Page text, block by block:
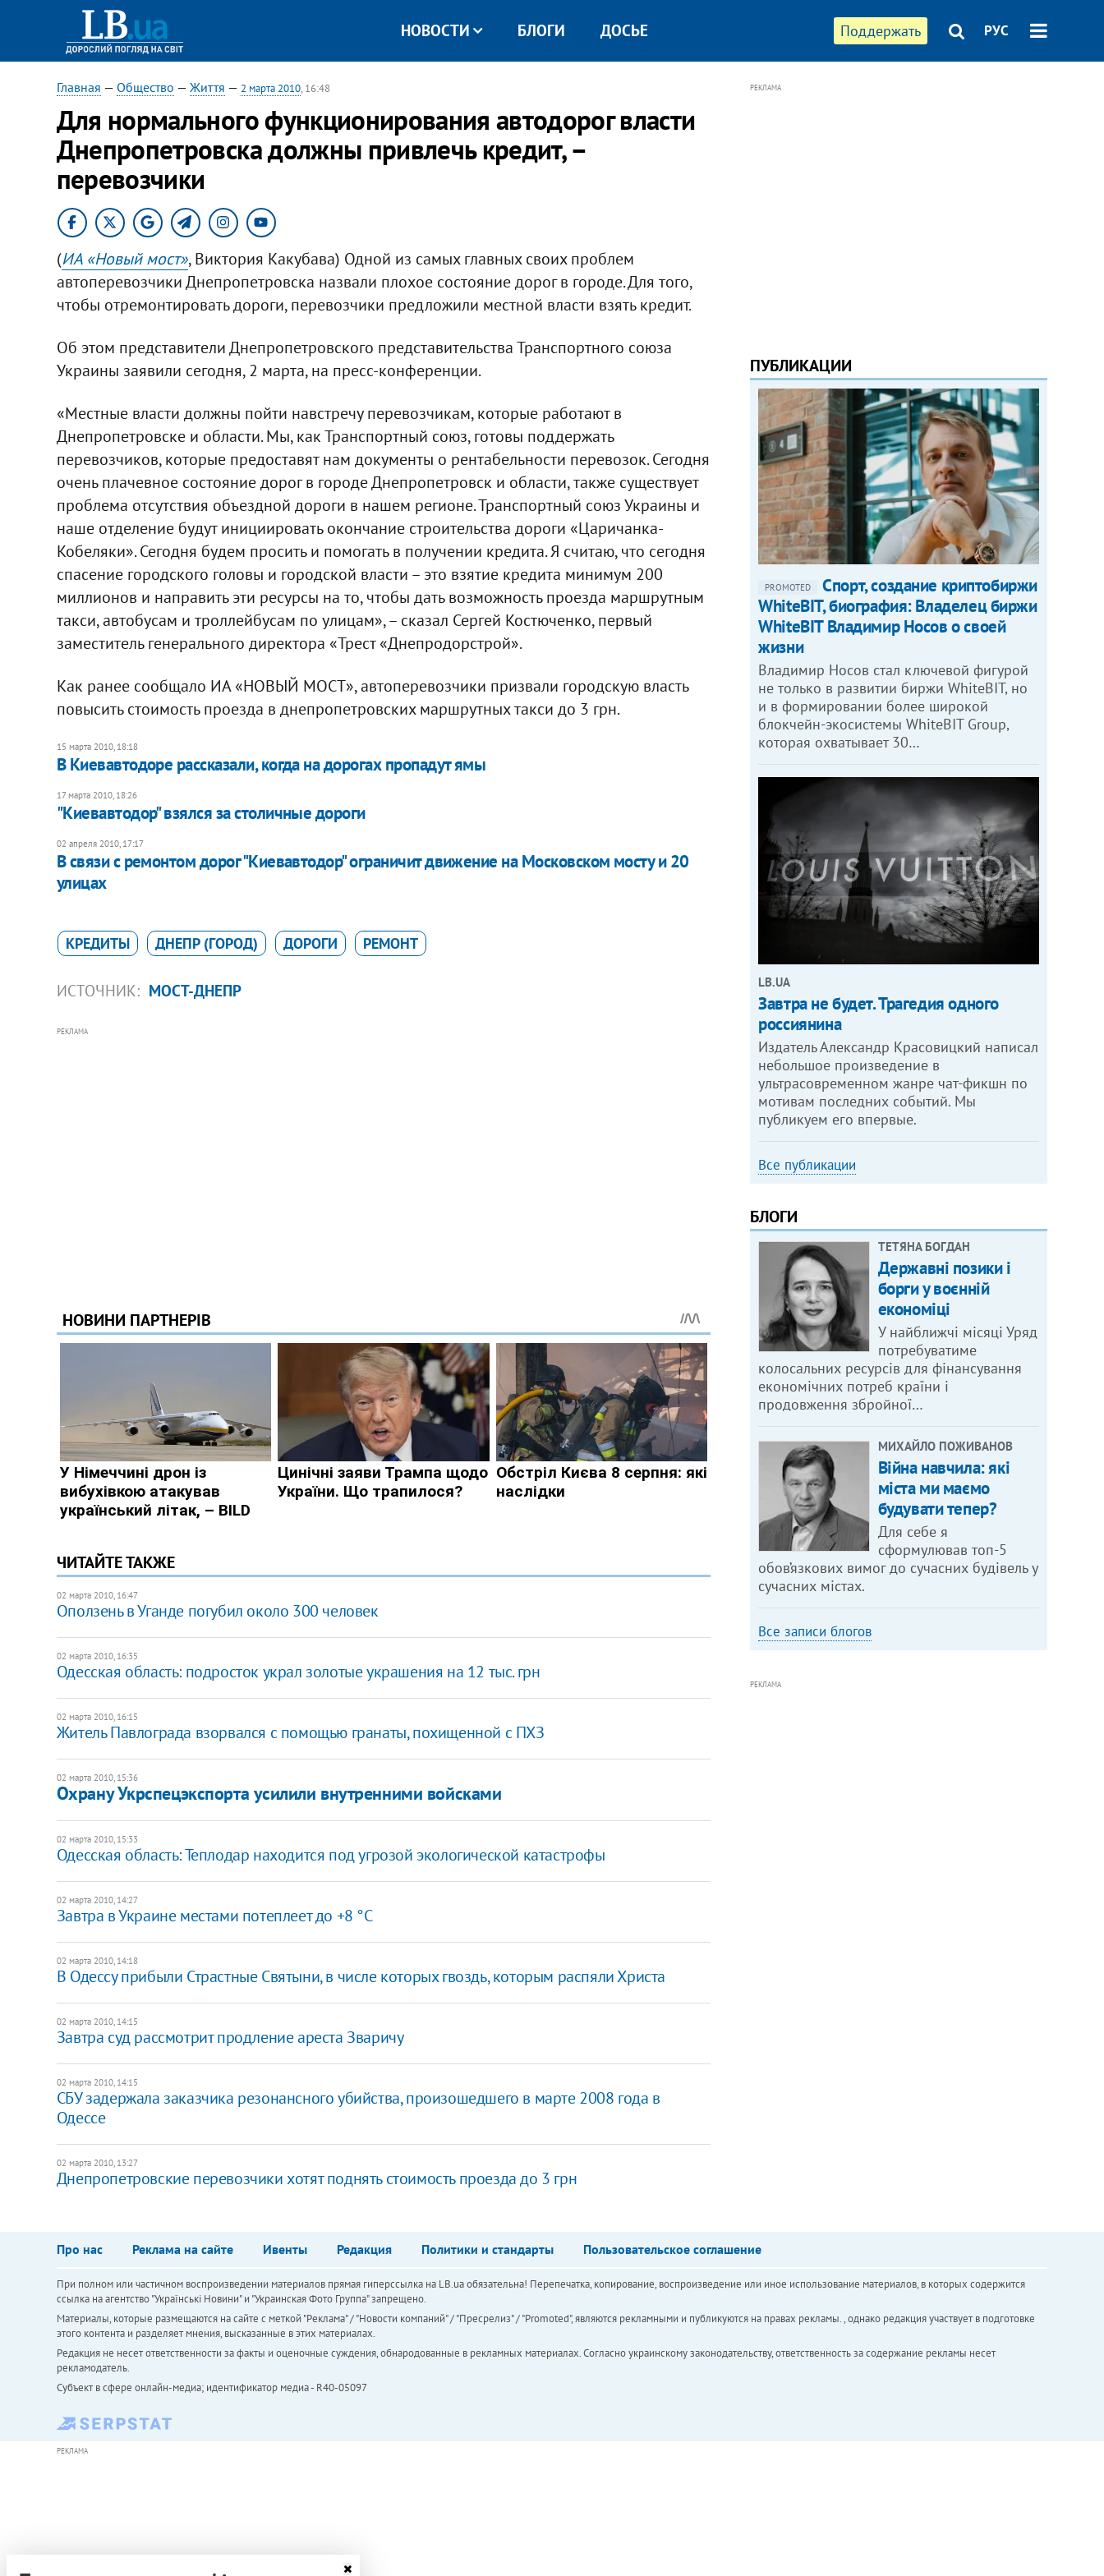
Поддержать РУС
НОВОСТИ БЛОГИ ДОСЬЕ
Главная — Общество — Життя — 2 марта 2010, 16:48
Для нормального функционирования автодорог власти
Днепропетровска должны привлечь кредит, –
перевозчики
(ИА «Новый мост», Виктория Какубава) Одной из самых главных своих проблем
автоперевозчики Днепропетровска назвали плохое состояние дорог в городе. Для того,
чтобы отремонтировать дороги, перевозчики предложили местной власти взять кредит.
Об этом представители Днепропетровского представительства Транспортного союза
Украины заявили сегодня, 2 марта, на пресс-конференции.
«Местные власти должны пойти навстречу перевозчикам, которые работают в
Днепропетровске и области. Мы, как Транспортный союз, готовы поддержать
перевозчиков, которые предоставят нам документы о рентабельности перевозок. Сегодня
очень плачевное состояние дорог в городе Днепропетровск и области, также существует
проблема отсутствия объездной дороги в нашем регионе. Транспортный союз Украины и
наше отделение будут инициировать окончание строительства дороги «Царичанка-
Кобеляки». Сегодня будем просить и помогать в получении кредита. Я считаю, что сегодня
спасение городского головы и городской власти – это взятие кредита минимум 200
миллионов и направить эти ресурсы на то, чтобы дать возможность проезда маршрутным
такси, автобусам и троллейбусам по улицам», – сказал Сергей Костюченко, первый
заместитель генерального директора «Трест «Днепродорстрой».
Как ранее сообщало ИА «НОВЫЙ МОСТ», автоперевозчики призвали городскую власть
повысить стоимость проезда в днепропетровских маршрутных такси до 3 грн.
15 марта 2010, 18:18
В Киевавтодоре рассказали, когда на дорогах пропадут ямы
17 марта 2010, 18:26
"Киевавтодор" взялся за столичные дороги
02 апреля 2010, 17:17
В связи с ремонтом дорог "Киевавтодор" ограничит движение на Московском мосту и 20
улицах
КРЕДИТЫ ДНЕПР (ГОРОД) ДОРОГИ РЕМОНТ
ИСТОЧНИК: МОСТ-ДНЕПР
РЕКЛАМА
ЧИТАЙТЕ ТАКЖЕ
02 марта 2010, 16:47
Оползень в Уганде погубил около 300 человек
02 марта 2010, 16:35
Одесская область: подросток украл золотые украшения на 12 тыс. грн
02 марта 2010, 16:15
Житель Павлограда взорвался с помощью гранаты, похищенной с ПХЗ
02 марта 2010, 15:36
Охрану Укрспецэкспорта усилили внутренними войсками
02 марта 2010, 15:33
Одесская область: Теплодар находится под угрозой экологической катастрофы
02 марта 2010, 14:27
Завтра в Украине местами потеплеет до +8 °C
02 марта 2010, 14:18
В Одессу прибыли Страстные Святыни, в числе которых гвоздь, которым распяли Христа
02 марта 2010, 14:15
Завтра суд рассмотрит продление ареста Зваричу
02 марта 2010, 14:15
СБУ задержала заказчика резонансного убийства, произошедшего в марте 2008 года в
Одессе
02 марта 2010, 13:27
Днепропетровские перевозчики хотят поднять стоимость проезда до 3 грн
РЕКЛАМА
ПУБЛИКАЦИИ
PROMOTED
Спорт, создание криптобиржи
WhiteBIT, биография: Владелец биржи
WhiteBIT Владимир Носов о своей
жизни
Владимир Носов стал ключевой фигурой
не только в развитии биржи WhiteBIT, но
и в формировании более широкой
блокчейн-экосистемы WhiteBIT Group,
которая охватывает 30…
LB.UA
Завтра не будет. Трагедия одного
россиянина
Издатель Александр Красовицкий написал
небольшое произведение в
ультрасовременном жанре чат-фикшн по
мотивам последних событий. Мы
публикуем его впервые.
Все публикации
БЛОГИ
ТЕТЯНА БОГДАН
Державні позики і
борги у воєнній
економіці
У найближчі місяці Уряд
потребуватиме
колосальних ресурсів для фінансування
економічних потреб країни і
продовження збройної…
МИХАЙЛО ПОЖИВАНОВ
Війна навчила: які
міста ми маємо
будувати тепер?
Для себе я
сформулював топ-5
обов’язкових вимог до сучасних будівель у
сучасних містах.
Все записи блогов
РЕКЛАМА
Про нас Реклама на сайте Ивенты Редакция Политики и стандарты Пользовательское соглашение
При полном или частичном воспроизведении материалов прямая гиперссылка на LB.ua обязательна! Перепечатка, копирование, воспроизведение или иное использование материалов, в которых содержится
ссылка на агентство "Українськi Новини" и "Украинская Фото Группа" запрещено.
Материалы, которые размещаются на сайте с меткой "Реклама" / "Новости компаний" / "Пресрелиз" / "Promoted", являются рекламными и публикуются на правах рекламы. , однако редакция участвует в подготовке
этого контента и разделяет мнения, высказанные в этих материалах.
Редакция не несет ответственности за факты и оценочные суждения, обнародованные в рекламных материалах. Согласно украинскому законодательству, ответственность за содержание рекламы несет
рекламодатель.
Субъект в сфере онлайн-медиа; идентификатор медиа - R40-05097
РЕКЛАМА